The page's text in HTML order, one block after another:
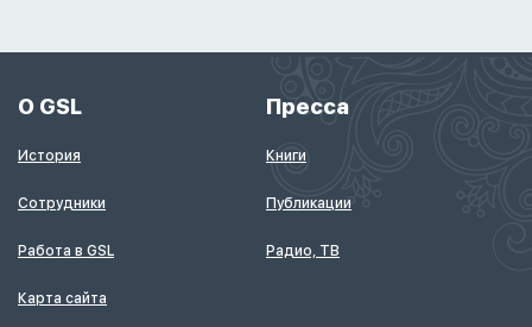
О GSL
История
Сотрудники
Работа в GSL
Карта сайта
Пресса
Книги
Публикации
Радио, ТВ